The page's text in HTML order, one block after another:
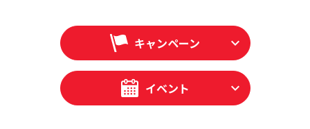
キャンペーン
イベント